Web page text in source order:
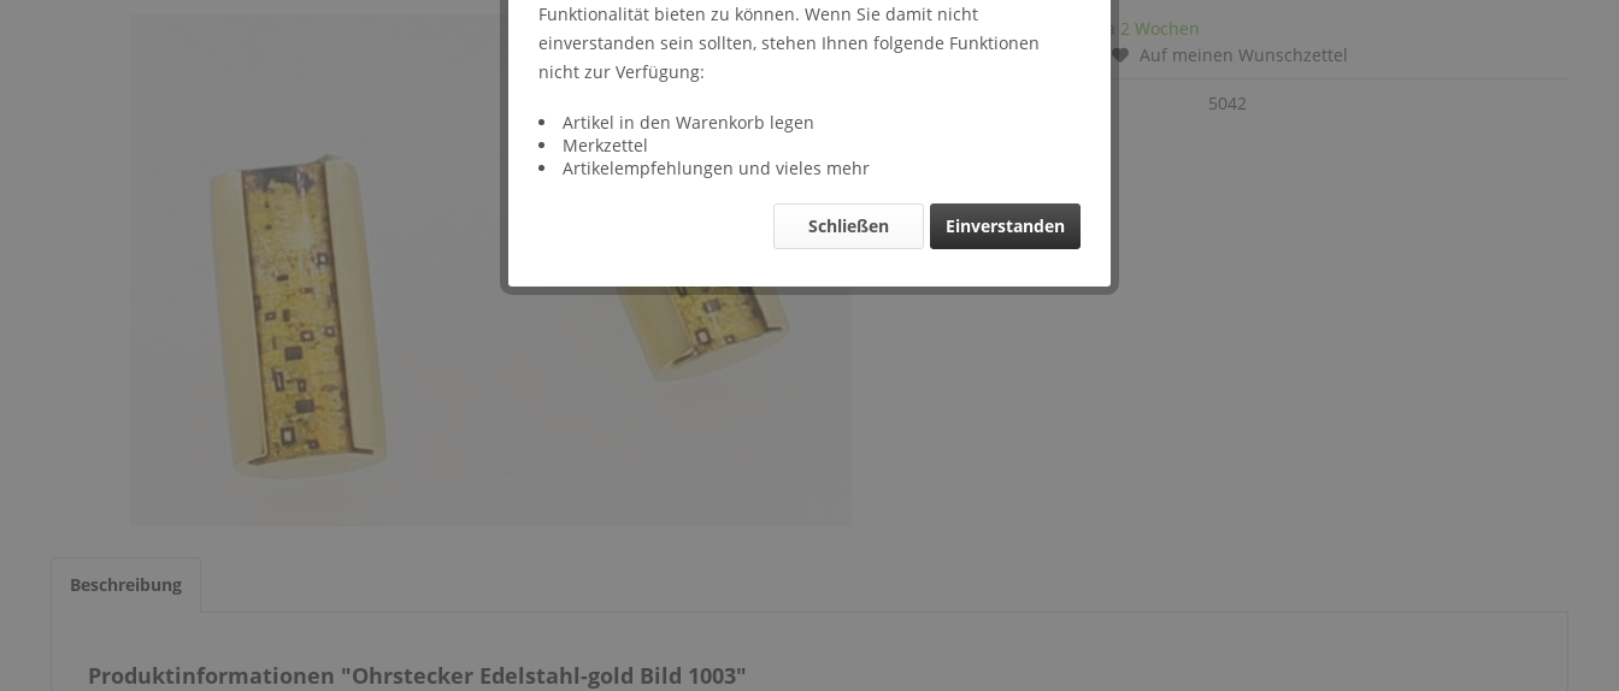
Lieferzeit: ca 2 Wochen
Vergleichen
Auf meinen Wunschzettel
5042
Beschreibung
Produktinformationen "Ohrstecker Edelstahl-gold Bild 1003"
Funktionalität bieten zu können. Wenn Sie damit nicht
einverstanden sein sollten, stehen Ihnen folgende Funktionen
nicht zur Verfügung:
Artikel in den Warenkorb legen
Merkzettel
Artikelempfehlungen und vieles mehr
Einverstanden
Schließen